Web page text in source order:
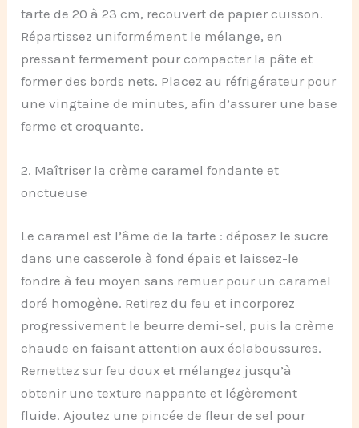
tarte de 20 à 23 cm, recouvert de papier cuisson.
Répartissez uniformément le mélange, en
pressant fermement pour compacter la pâte et
former des bords nets. Placez au réfrigérateur pour
une vingtaine de minutes, afin d’assurer une base
ferme et croquante.
2. Maîtriser la crème caramel fondante et
onctueuse
Le caramel est l’âme de la tarte : déposez le sucre
dans une casserole à fond épais et laissez-le
fondre à feu moyen sans remuer pour un caramel
doré homogène. Retirez du feu et incorporez
progressivement le beurre demi-sel, puis la crème
chaude en faisant attention aux éclaboussures.
Remettez sur feu doux et mélangez jusqu’à
obtenir une texture nappante et légèrement
fluide. Ajoutez une pincée de fleur de sel pour